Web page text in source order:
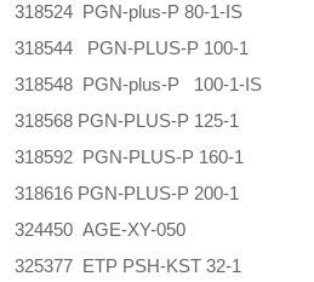
318524 PGN-plus-P 80-1-IS
318544 PGN-PLUS-P 100-1
318548 PGN-plus-P 100-1-IS
318568 PGN-PLUS-P 125-1
318592 PGN-PLUS-P 160-1
318616 PGN-PLUS-P 200-1
324450 AGE-XY-050
325377 ETP PSH-KST 32-1